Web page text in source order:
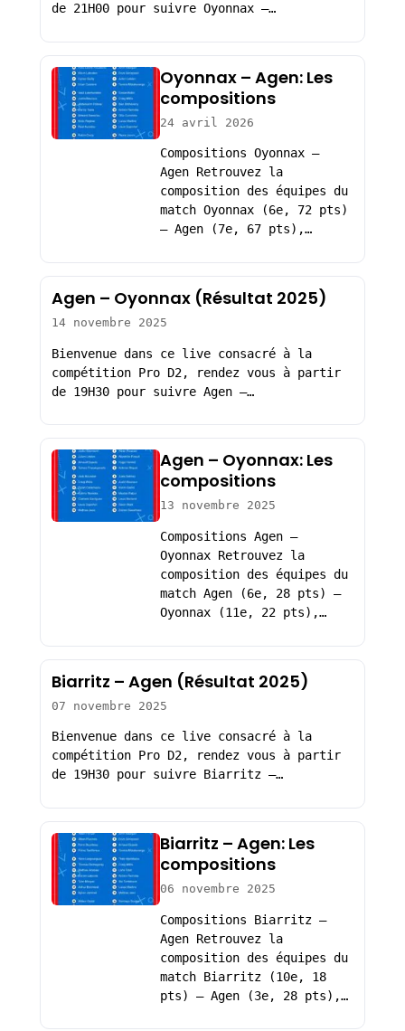
de 21H00 pour suivre Oyonnax –…
Oyonnax – Agen: Les
compositions
24 avril 2026
Compositions Oyonnax –
Agen Retrouvez la
composition des équipes du
match Oyonnax (6e, 72 pts)
– Agen (7e, 67 pts),…
Agen – Oyonnax (Résultat 2025)
14 novembre 2025
Bienvenue dans ce live consacré à la
compétition Pro D2, rendez vous à partir
de 19H30 pour suivre Agen –…
Agen – Oyonnax: Les
compositions
13 novembre 2025
Compositions Agen –
Oyonnax Retrouvez la
composition des équipes du
match Agen (6e, 28 pts) –
Oyonnax (11e, 22 pts),…
Biarritz – Agen (Résultat 2025)
07 novembre 2025
Bienvenue dans ce live consacré à la
compétition Pro D2, rendez vous à partir
de 19H30 pour suivre Biarritz –…
Biarritz – Agen: Les
compositions
06 novembre 2025
Compositions Biarritz –
Agen Retrouvez la
composition des équipes du
match Biarritz (10e, 18
pts) – Agen (3e, 28 pts),…